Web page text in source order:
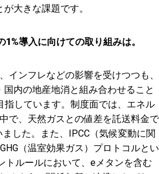
大きな課題です。
導入に向けての取り組みは。
インフレなどの影響を受けつつも、
内の地産地消と組み合わせること
指しています。制度面では、エネル
で、天然ガスとの値差を託送料金で
した。また、IPCC（気候変動に関
（温室効果ガス）プロトコルとい
トルールにおいて、eメタンを含む